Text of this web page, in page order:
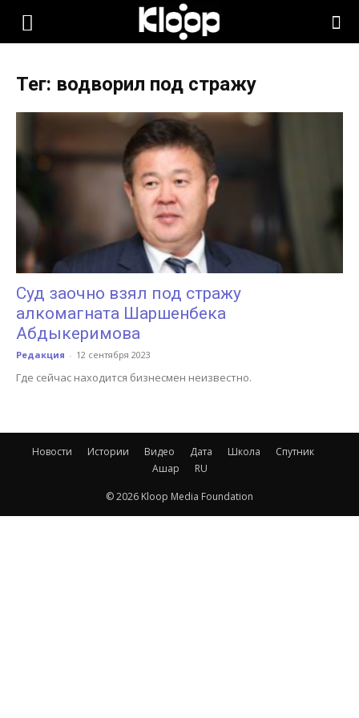
KLOOP.KG
Новости
Кыргызстана
Тег: водворил под стражу
Суд заочно взял под стражу
алкомагната Шаршенбека
Абдыкеримова
Редакция - 12 сентября 2023
Где сейчас находится бизнесмен неизвестно.
Новости Истории Видео Дата Школа
Спутник
Ашар
RU
© 2026 Kloop Media Foundation